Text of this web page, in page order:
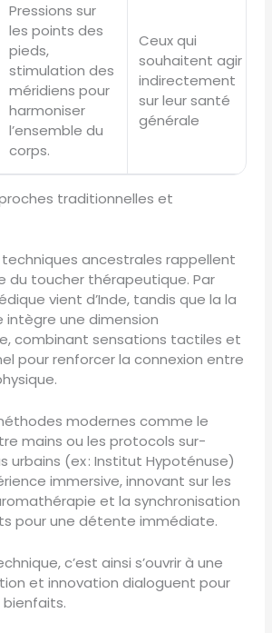
Pressions sur
les points des
pieds,
stimulation des
méridiens pour
harmoniser
l’ensemble du
corps.
Ceux qui
souhaitent agir
indirectement
sur leur santé
générale
traditionnelles et
techniques ancestrales rappellent
du toucher thérapeutique. Par
vient d’Inde, tandis que la la
une dimension
combinant sensations tactiles et
pour renforcer la connexion entre
modernes comme le
mains ou les protocols sur-
urbains (ex : Institut Hypoténuse)
immersive, innovant sur les
et la synchronisation
pour une détente immédiate.
c’est ainsi s’ouvrir à une
et innovation dialoguent pour